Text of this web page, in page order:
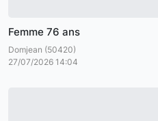
Femme 76 ans
Domjean (50420)
27/07/2026 14:04